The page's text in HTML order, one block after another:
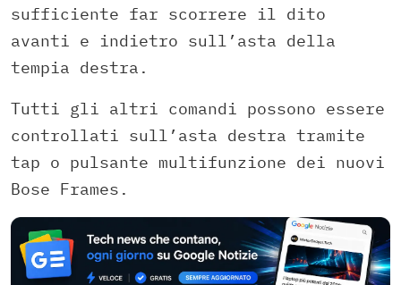
sufficiente far scorrere il dito
avanti e indietro sull’asta della
tempia destra.
Tutti gli altri comandi possono essere
controllati sull’asta destra tramite
tap o pulsante multifunzione dei nuovi
Bose Frames.